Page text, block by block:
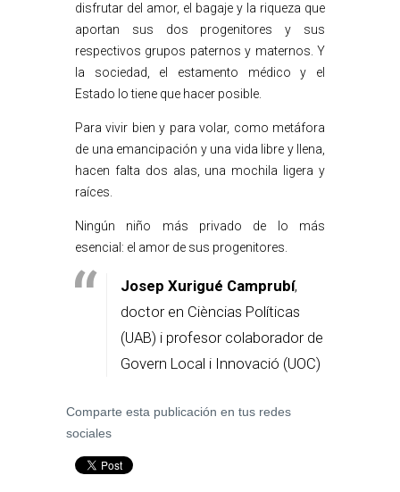
disfrutar del amor, el bagaje y la riqueza que
aportan sus dos progenitores y sus
respectivos grupos paternos y maternos. Y
la sociedad, el estamento médico y el
Estado lo tiene que hacer posible.
Para vivir bien y para volar, como metáfora
de una emancipación y una vida libre y llena,
hacen falta dos alas, una mochila ligera y
raíces.
Ningún niño más privado de lo más
esencial: el amor de sus progenitores.
Josep Xurigué Camprubí,
doctor en Cièncias Políticas
(UAB) i profesor colaborador de
Govern Local i Innovació (UOC)
Comparte esta publicación en tus redes
sociales